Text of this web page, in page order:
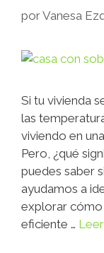
porVanesa
Si tu vivienda
las
viviendo en
Pero, ¿qué
puedes saber
ayudamos a
explorar cómo
eficiente …